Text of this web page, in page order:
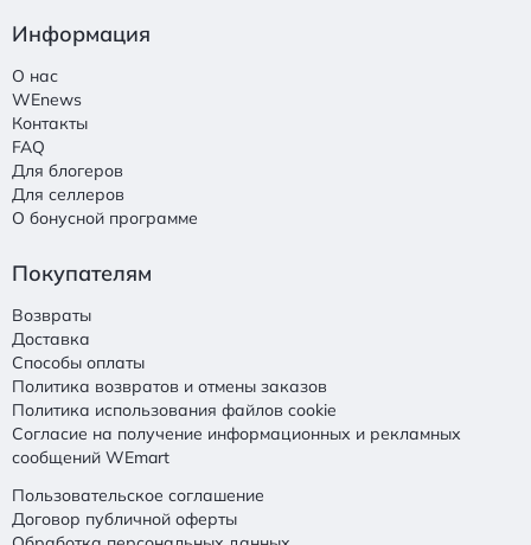
Информация
О нас
WEnews
Контакты
FAQ
Для блогеров
Для селлеров
О бонусной программе
Покупателям
Возвраты
Доставка
Способы оплаты
Политика возвратов и отмены заказов
Политика использования файлов cookie
Согласие на получение информационных и рекламных
сообщений WEmart
Пользовательское соглашение
Договор публичной оферты